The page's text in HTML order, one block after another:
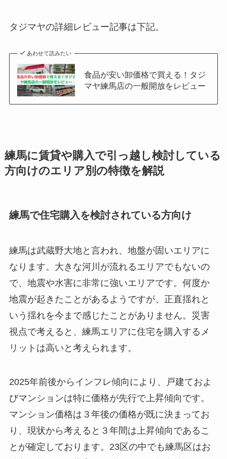
タジマヤの詳細レビュー記事は下記。
あわせて読みたい
食品が安い卸価格で買える！タジ
マヤ練馬店の一般開放をレビュー
練馬に賃貸や購入で引っ越し検討している
方向けのエリア別の特徴を解説
練馬で住宅購入を検討されている方向け
練馬は武蔵野大地と言われ、地盤が固いエリアに
なります。大きな河川が流れるエリアでもないの
で、地震や水害に非常に強いエリアです。何度か
地震が起きたことがあるようですが、正直揺れと
いう揺れを今まで感じたことがありません。災害
視点で考えると、練馬エリアに住宅を購入するメ
リットは高いと考えられます。
2025年前後からインフレ傾向により、戸建ておよ
びマンションは特に価格が先行で上昇傾向です。
マンション価格は３年後の価格が既に決まってお
り、現状から考えると３年間は上昇傾向であるこ
とが確定しております。23区の中でも練馬区はお